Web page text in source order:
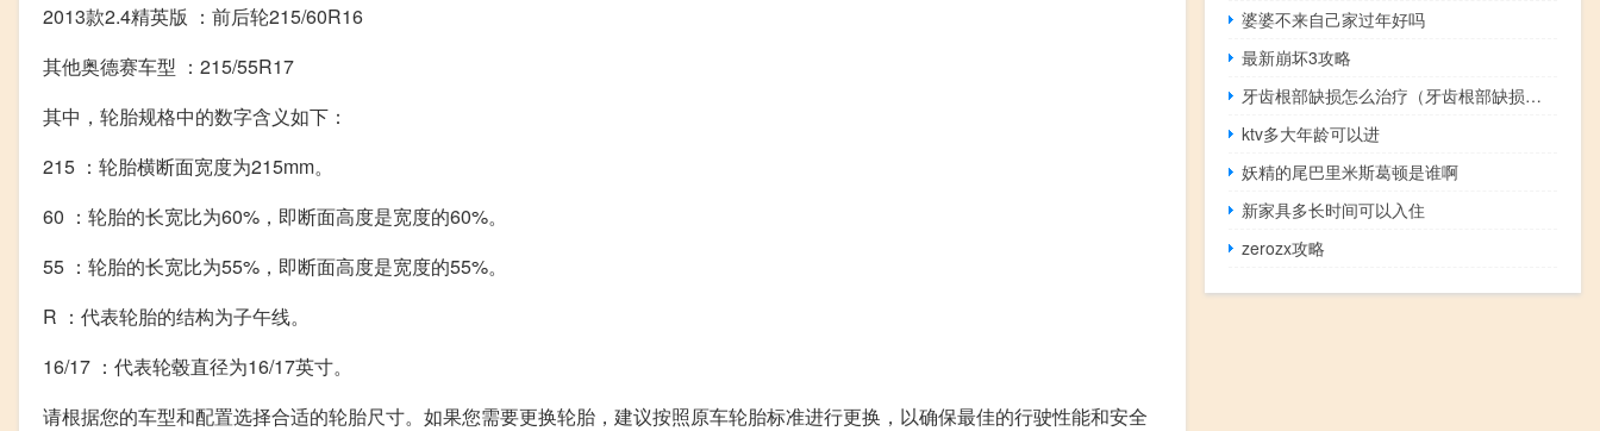
2013款2.4精英版 ：前后轮215/60R16
其他奥德赛车型 ：215/55R17
其中，轮胎规格中的数字含义如下：
215 ：轮胎横断面宽度为215mm。
60 ：轮胎的长宽比为60%，即断面高度是宽度的60%。
55 ：轮胎的长宽比为55%，即断面高度是宽度的55%。
R ：代表轮胎的结构为子午线。
16/17 ：代表轮毂直径为16/17英寸。
请根据您的车型和配置选择合适的轮胎尺寸。如果您需要更换轮胎，建议按照原车轮胎标准进行更换，以确保最佳的行驶性能和安全
婆婆不来自己家过年好吗
最新崩坏3攻略
牙齿根部缺损怎么治疗（牙齿根部缺损怎么办）
ktv多大年龄可以进
妖精的尾巴里米斯葛顿是谁啊
新家具多长时间可以入住
zerozx攻略